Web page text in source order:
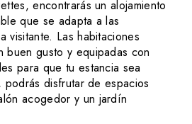
encontrarás un alojamiento
que se adapta a las
visitante. Las habitaciones
buen gusto y equipadas con
para que tu estancia sea
podrás disfrutar de espacios
acogedor y un jardín